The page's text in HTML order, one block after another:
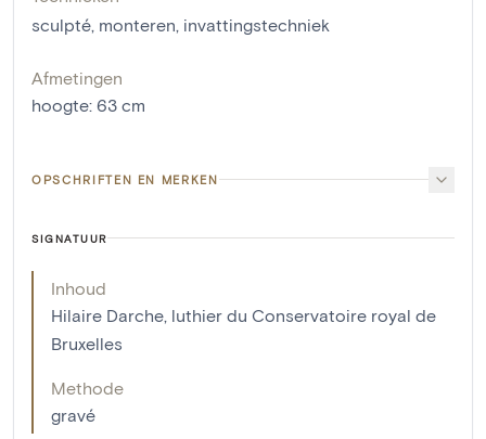
sculpté monteren invattingstechniek
Afmetingen
hoogte: 63 cm
OPSCHRIFTEN EN MERKEN
SIGNATUUR
Inhoud
Hilaire Darche, luthier du Conservatoire royal de
Bruxelles
Methode
gravé